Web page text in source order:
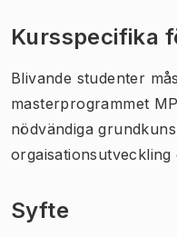
Kursspecifika
Blivande studenter
masterprogrammet
nödvändiga
orgaisationsutveckling
Syfte